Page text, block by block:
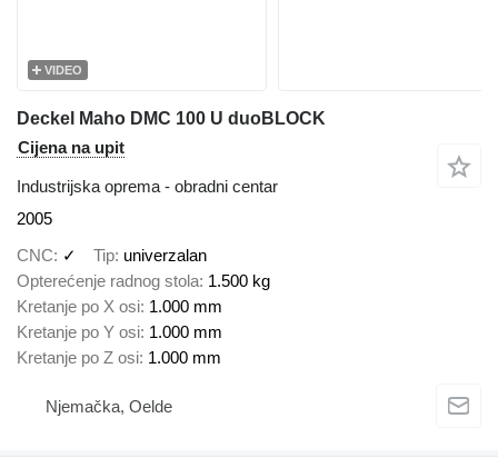
VIDEO
Deckel Maho DMC 100 U duoBLOCK
Cijena na upit
Industrijska oprema - obradni centar
2005
CNC
✓ Tip univerzalan
Opterećenje radnog stola 1.500 kg
Kretanje po X osi 1.000 mm
Kretanje po Y osi 1.000 mm
Kretanje po Z osi 1.000 mm
Njemačka, Oelde